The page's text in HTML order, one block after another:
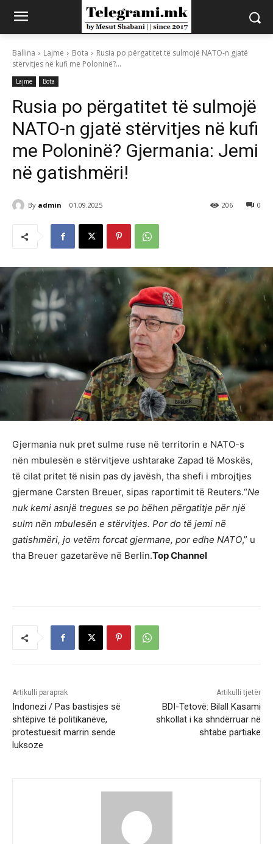
Ballina Lajme Bota
Rusia po përgatitet të sulmojë NATO-n gjatë
stërvitjes në kufi me Poloninë?...
Lajme Bota
Rusia po përgatitet të sulmojë
NATO-n gjatë stërvitjes në kufi
me Poloninë? Gjermania: Jemi
në gatishmëri!
By admin 01.09.2025 0
206
Gjermania nuk pret sulme ruse në territorin e NATO-s
nën mbulesën e stërvitjeve ushtarake Zapad të Moskës,
të cilat pritet të nisin pas dy javësh, tha shefi i mbrojtjes
gjermane Carsten Breuer, sipas raportimit të Reuters.“Ne
nuk kemi asnjë tregues se po bëhen përgatitje për një
sulm nën mbulesën e stërvitjes. Por do të jemi në
gatishmëri, jo vetëm forcat gjermane, por edhe NATO,” u
tha Breuer gazetarëve në Berlin.Top Channel
Artikulli paraprak
Indonezi / Pas bastisjes së
shtëpive të politikanëve,
protestuesit marrin sende
luksoze
Artikulli tjetër
BDI-Tetovë: Bilall Kasami
shkollat i ka shndërruar në
shtabe partiake